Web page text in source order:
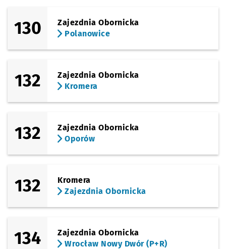
130
Zajezdnia Obornicka
Polanowice
132
Zajezdnia Obornicka
Kromera
132
Zajezdnia Obornicka
Oporów
132
Kromera
Zajezdnia Obornicka
134
Zajezdnia Obornicka
Wrocław Nowy Dwór (P+R)